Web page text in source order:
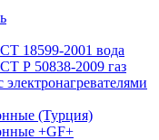
18599-2001 вода
Р 50838-2009 газ
(Турция)
+GF+